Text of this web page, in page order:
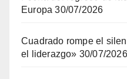
Europa 30/07/2026
Cuadrado rompe el
el liderazgo» 30/07/2026